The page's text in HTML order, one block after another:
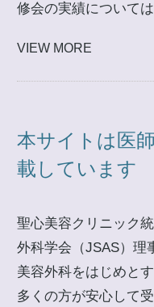
修会の実績については
VIEW MORE
本サイトは医
載しています
聖心美容クリニック
外科学会（JSAS）理
美容外科をはじめと
多くの方が安心して